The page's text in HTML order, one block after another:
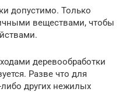
допустимо. Только
веществами, чтобы
деревообработки
Разве что для
других нежилых